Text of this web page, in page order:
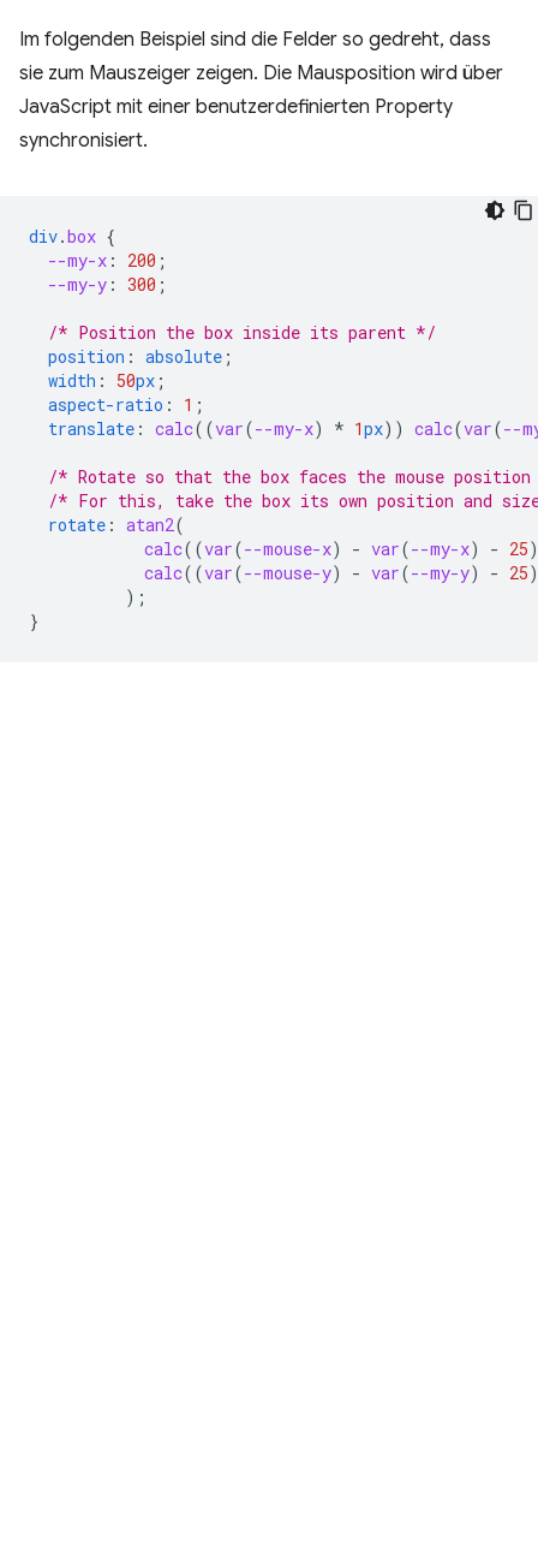
Im folgenden Beispiel sind die Felder so gedreht, dass
sie zum Mauszeiger zeigen. Die Mausposition wird über
JavaScript mit einer benutzerdefinierten Property
synchronisiert.
div.box {
--my-x : 200 ;
--my-y : 300 ;
/* Position the box inside its parent */
position : absolute ;
width : 50px ;
aspect-ratio : 1 ;
translate : calc( (var(--my-x) * 1px)) calc(var(--
/* Rotate so that the box faces the mouse
/* For this, take the box its own position and
rotate : atan2(
calc( (var(--mouse-x) - var(--my-x) - 25)
calc( (var(--mouse-y) - var(--my-y) - 25)
);
}